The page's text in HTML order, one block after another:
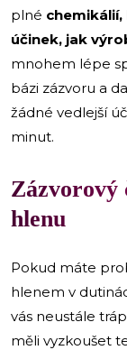
plné
účinek, jak
mnohem lépe
bázi zázvoru a
žádné vedlejší
minut.
Zázvorový
hlenu
Pokud máte
hlenem v
vás neustále
měli vyzkoušet